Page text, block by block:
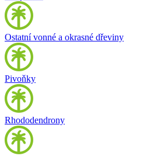
Ostatní vonné a okrasné dřeviny
Pivoňky
Rhododendrony